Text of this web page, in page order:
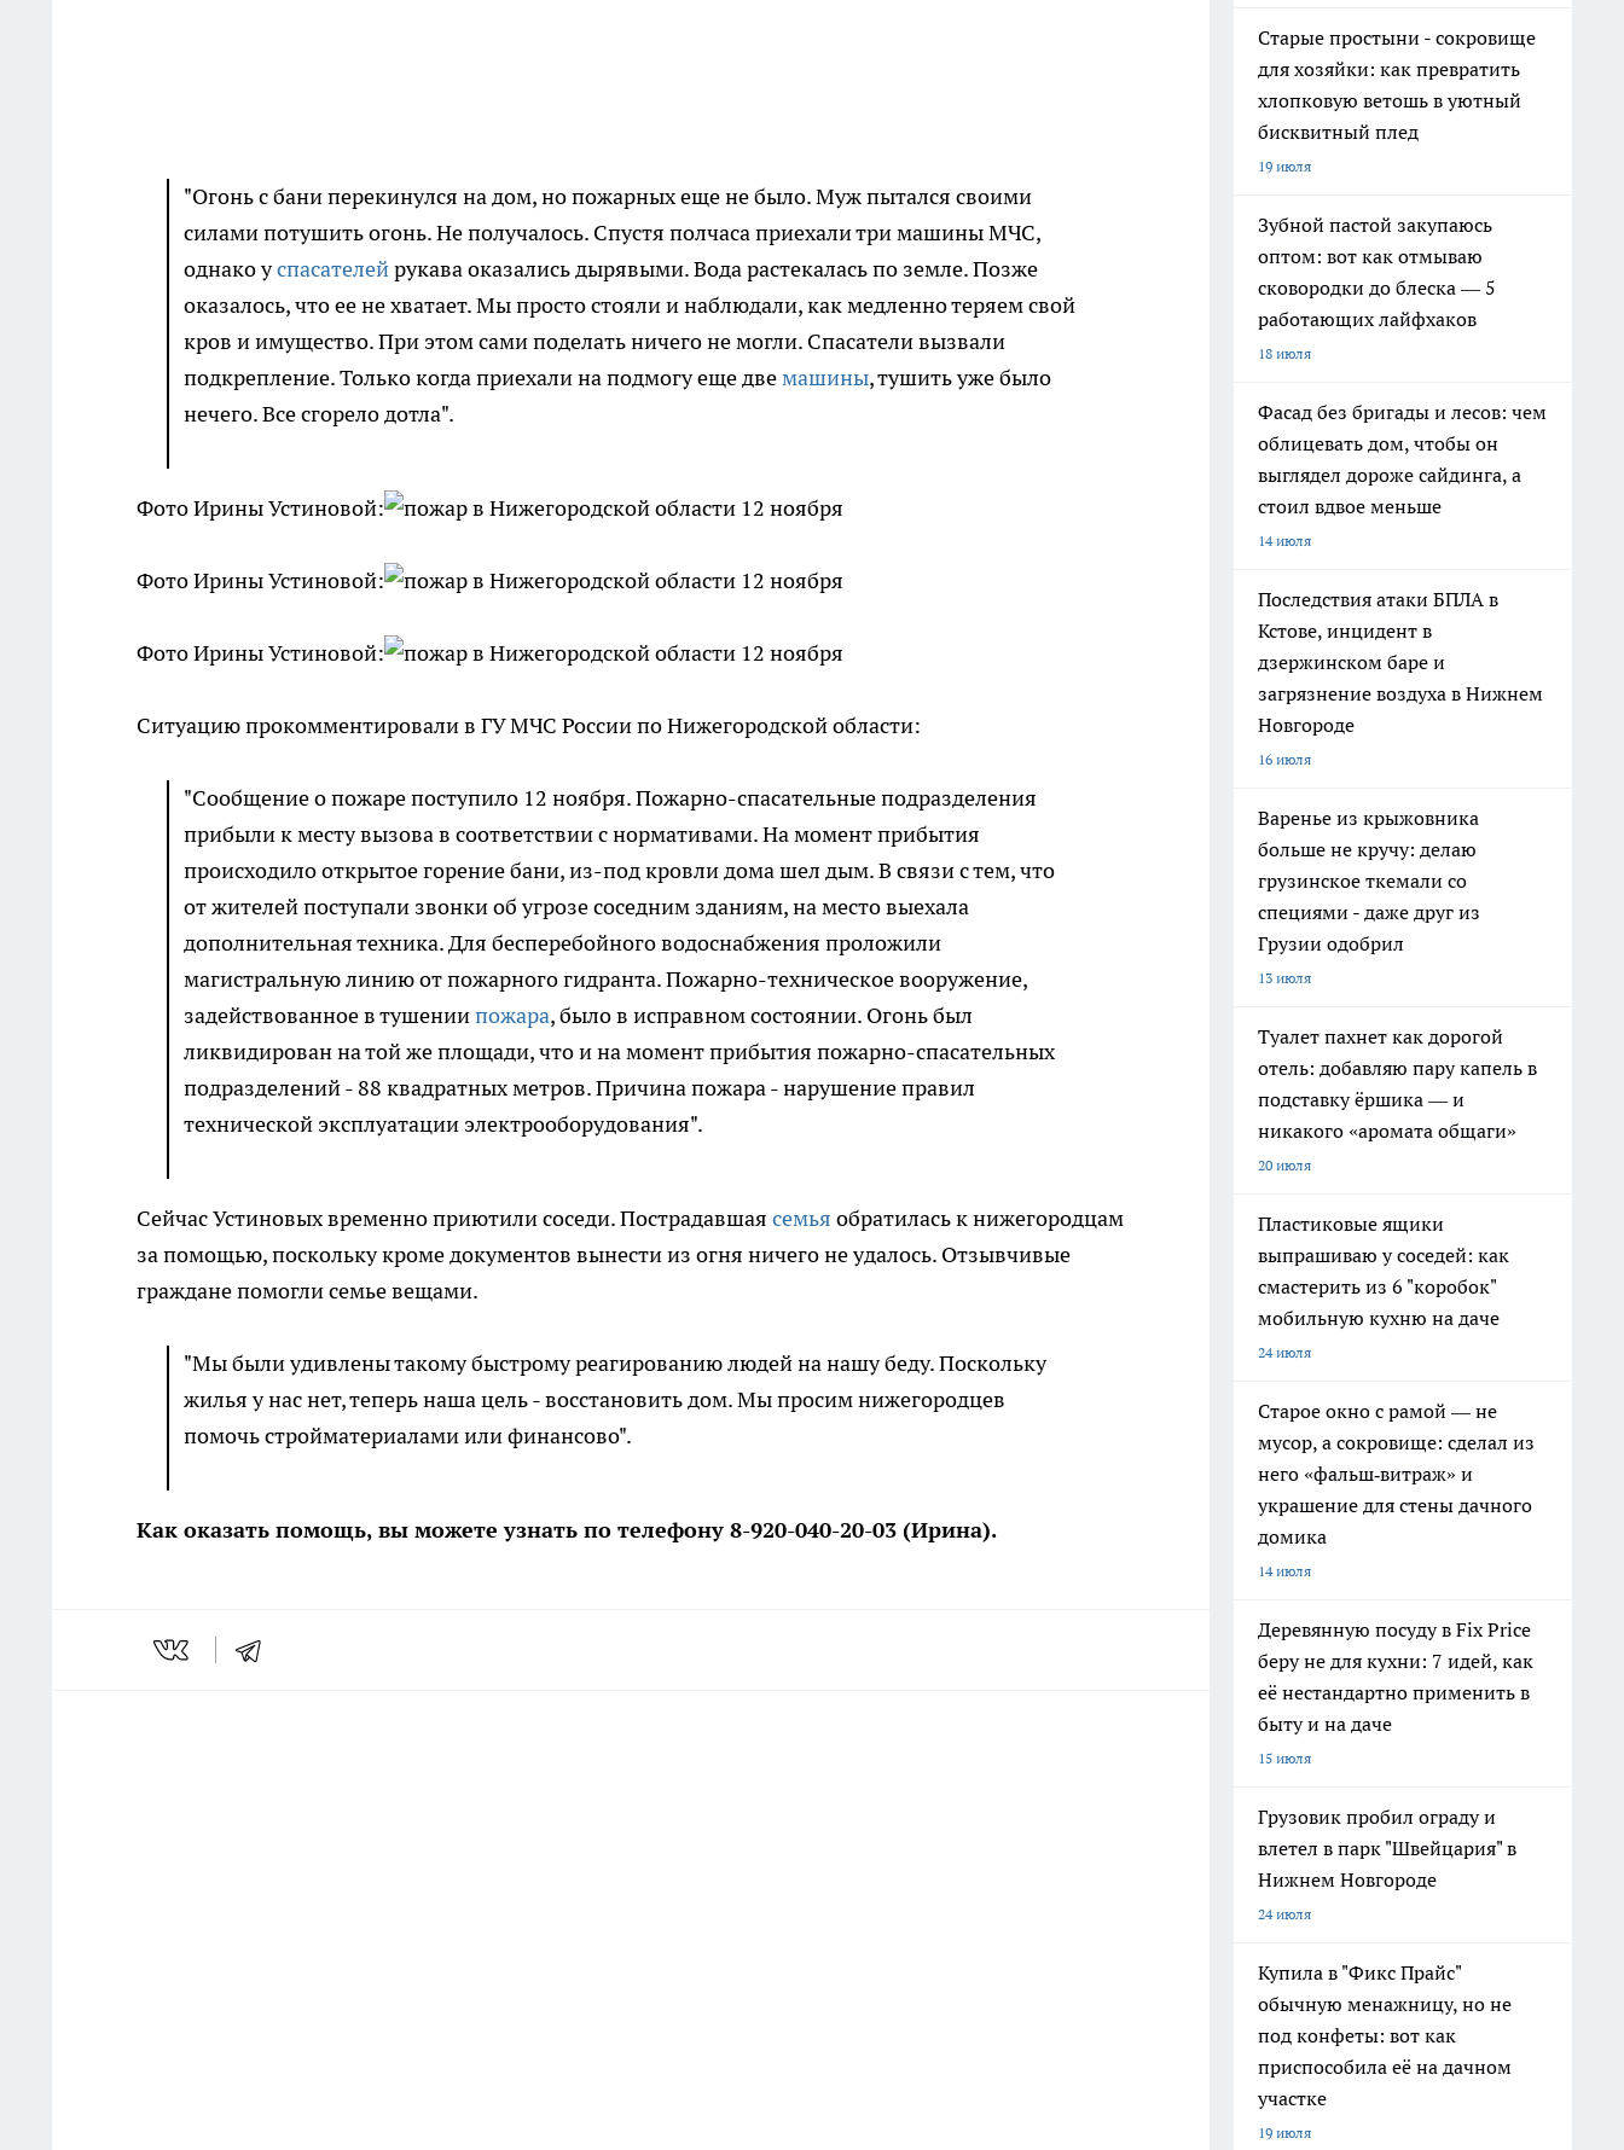
"Огонь с бани перекинулся на дом, но пожарных еще не было. Муж пытался своими
силами потушить огонь. Не получалось. Спустя полчаса приехали три машины МЧС,
однако успасателейрукава оказались дырявыми. Вода растекалась по земле. Позже
оказалось, что ее не хватает. Мы просто стояли и наблюдали, как медленно теряем свой
кров и имущество. При этом сами поделать ничего не могли. Спасатели вызвали
подкрепление. Только когда приехали на подмогу еще двемашины, тушить уже было
нечего. Все сгорело дотла".
Фото Ирины Устиновой:
Фото Ирины Устиновой:
Фото Ирины Устиновой:
Ситуацию прокомментировали в ГУ МЧС России по Нижегородской области:
"Сообщение о пожаре поступило 12 ноября. Пожарно-спасательные подразделения
прибыли к месту вызова в соответствии с нормативами. На момент прибытия
происходило открытое горение бани, из-под кровли дома шел дым. В связи с тем, что
от жителей поступали звонки об угрозе соседним зданиям, на место выехала
дополнительная техника. Для бесперебойного водоснабжения проложили
магистральную линию от пожарного гидранта. Пожарно-техническое вооружение,
задействованное в тушениипожара, было в исправном состоянии. Огонь был
ликвидирован на той же площади, что и на момент прибытия пожарно-спасательных
подразделений - 88 квадратных метров. Причина пожара - нарушение правил
технической эксплуатации электрооборудования".
Сейчас Устиновых временно приютили соседи. Пострадавшая семья обратилась к нижегородцам
за помощью, поскольку кроме документов вынести из огня ничего не удалось. Отзывчивые
граждане помогли семье вещами.
"Мы были удивлены такому быстрому реагированию людей на нашу беду. Поскольку
жилья у нас нет, теперь наша цель - восстановить дом. Мы просим нижегородцев
помочь стройматериалами или финансово".
Как оказать помощь, вы можете узнать по телефону 8-920-040-20-03 (Ирина).
Старые простыни - сокровище
для хозяйки: как превратить
хлопковую ветошь в уютный
бисквитный плед
19 июля
Зубной пастой закупаюсь
оптом: вот как отмываю
сковородки до блеска — 5
работающих лайфхаков
18 июля
Фасад без бригады и лесов: чем
облицевать дом, чтобы он
выглядел дороже сайдинга, а
стоил вдвое меньше
14 июля
Последствия атаки БПЛА в
Кстове, инцидент в
дзержинском баре и
загрязнение воздуха в Нижнем
Новгороде
16 июля
Варенье из крыжовника
больше не кручу: делаю
грузинское ткемали со
специями - даже друг из
Грузии одобрил
13 июля
Туалет пахнет как дорогой
отель: добавляю пару капель в
подставку ёршика — и
никакого «аромата общаги»
20 июля
Пластиковые ящики
выпрашиваю у соседей: как
смастерить из 6 "коробок"
мобильную кухню на даче
24 июля
Старое окно с рамой — не
мусор, а сокровище: сделал из
него «фальш‑витраж» и
украшение для стены дачного
домика
14 июля
Деревянную посуду в Fix Price
беру не для кухни: 7 идей, как
её нестандартно применить в
быту и на даче
15 июля
Грузовик пробил ограду и
влетел в парк "Швейцария" в
Нижнем Новгороде
24 июля
Купила в "Фикс Прайс"
обычную менажницу, но не
под конфеты: вот как
приспособила её на дачном
участке
19 июля